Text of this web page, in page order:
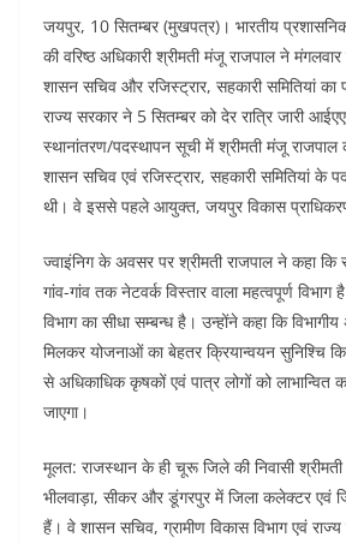
जयपुर, 10 सितम्बर (मुखपत्र)। भारतीय
की वरिष्ठ अधिकारी श्रीमती मंजू राजपाल ने
शासन सचिव और रजिस्ट्रार, सहकारी समितियां का
राज्य सरकार ने 5 सितम्बर को देर रात्रि जारी
स्थानांतरण/पदस्थापन सूची में श्रीमती मंजू राजपाल
शासन सचिव एवं रजिस्ट्रार, सहकारी समितियां के पद
थी। वे इससे पहले आयुक्त, जयपुर विकास
ज्वाइंनिग के अवसर पर श्रीमती राजपाल ने कहा कि
गांव-गांव तक नेटवर्क विस्तार वाला महत्वपूर्ण
विभाग का सीधा सम्बन्ध है। उन्होंने कहा कि
मिलकर योजनाओं का बेहतर क्रियान्वयन सुनिश्चि
से अधिकाधिक कृषकों एवं पात्र लोगों को लाभान्वित
जाएगा।
मूलत: राजस्थान के ही चूरू जिले की निवासी
भीलवाड़ा, सीकर और डूंगरपुर में जिला कलेक्टर एवं
हैं। वे शासन सचिव, ग्रामीण विकास विभाग एवं